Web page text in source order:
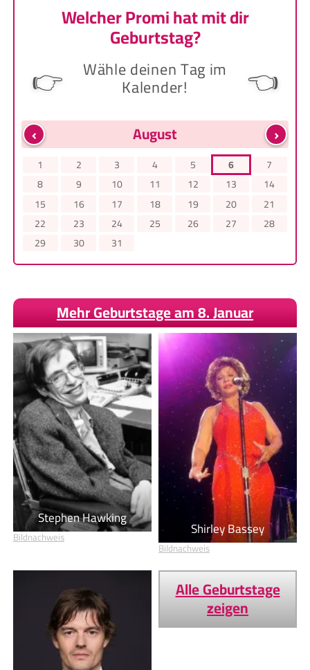
Welcher Promi hat mit dir
Geburtstag?
👉 Wähle deinen Tag im
Kalender! 👈
‹ ›
August
1 2 3 4 5 6
7
8
9 10 11 12 13
14
15
16 17 18 19 20
21
22
23 24 25 26 27
28
29
30 31
Mehr Geburtstage am 8. Januar
Stephen Hawking
Bildnachweis Shirley Bassey
Bildnachweis
Alle Geburtstage
zeigen